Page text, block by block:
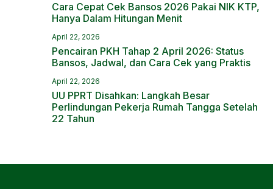
Cara Cepat Cek Bansos 2026 Pakai NIK KTP,
Hanya Dalam Hitungan Menit
April 22, 2026
Pencairan PKH Tahap 2 April 2026: Status
Bansos, Jadwal, dan Cara Cek yang Praktis
April 22, 2026
UU PPRT Disahkan: Langkah Besar
Perlindungan Pekerja Rumah Tangga Setelah
22 Tahun